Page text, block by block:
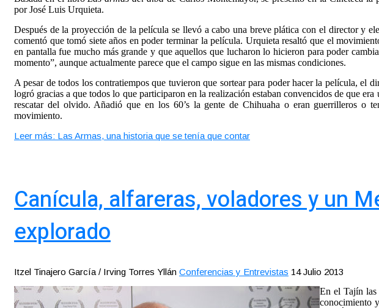
por José Luis Urquieta.
Después de la proyección de la película se llevó a cabo una breve plática con el director y
comentó que tomó siete años en poder terminar la película. Urquieta resaltó que el
en pantalla fue mucho más grande y que aquellos que lucharon lo hicieron para poder
momento”, aunque actualmente parece que el campo sigue en las mismas condiciones.
A pesar de todos los contratiempos que tuvieron que sortear para poder hacer la película, el
logró gracias a que todos lo que participaron en la realización estaban convencidos de que era
rescatar del olvido. Añadió que en los 60’s la gente de Chihuaha o eran guerrilleros o
movimiento.
Leer más: Las Armas, una historia que se tenía que contar
Canícula, alfareras, voladores y un
explorado
Itzel Tinajero García / Irving Torres Yllán Conferencias y Entrevistas 14 Julio 2013
En el Tajín las
conocimiento